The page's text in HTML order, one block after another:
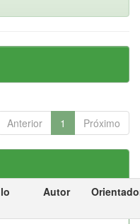
Anterior 1 Próximo
Autor